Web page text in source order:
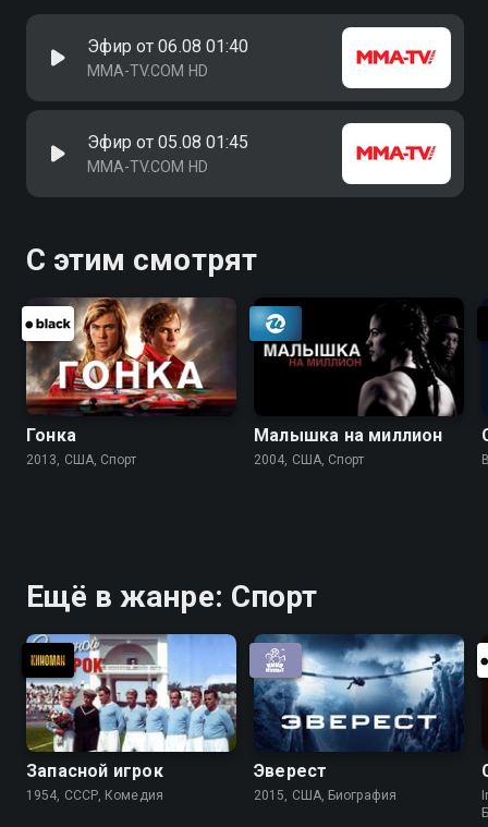
Эфир от 06.08 01:40
MMA-TV.COM HD
Эфир от 05.08 01:45
MMA-TV.COM HD
С этим смотрят
Гонка
2013, США, Спорт
Малышка на миллион
2004, США, Спорт
Ещё в жанре: Спорт
Запасной игрок
1954, СССР, Комедия
Эверест
2015, США, Биография